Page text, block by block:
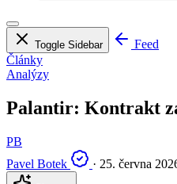
Toggle Sidebar
Feed
Články
Analýzy
Palantir: Kontrakt
PB
Pavel Botek
· 25. června